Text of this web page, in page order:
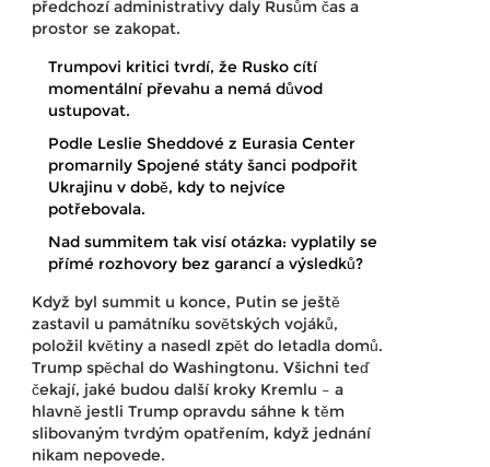
předchozí administrativy daly Rusům čas a
prostor se zakopat.
Trumpovi kritici tvrdí, že Rusko cítí
momentální převahu a nemá důvod
ustupovat.
Podle Leslie Sheddové z Eurasia Center
promarnily Spojené státy šanci podpořit
Ukrajinu v době, kdy to nejvíce
potřebovala.
Nad summitem tak visí otázka: vyplatily se
přímé rozhovory bez garancí a výsledků?
Když byl summit u konce, Putin se ještě
zastavil u památníku sovětských vojáků,
položil květiny a nasedl zpět do letadla domů.
Trump spěchal do Washingtonu. Všichni teď
čekají, jaké budou další kroky Kremlu – a
hlavně jestli Trump opravdu sáhne k těm
slibovaným tvrdým opatřením, když jednání
nikam nepovede.